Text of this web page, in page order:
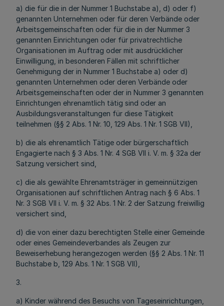
a) die für die in der Nummer 1 Buchstabe a), d) oder f)
genannten Unternehmen oder für deren Verbände oder
Arbeitsgemeinschaften oder für die in der Nummer 3
genannten Einrichtungen oder für privatrechtliche
Organisationen im Auftrag oder mit ausdrücklicher
Einwilligung, in besonderen Fällen mit schriftlicher
Genehmigung der in Nummer 1 Buchstabe a) oder d)
genannten Unternehmen oder deren Verbände oder
Arbeitsgemeinschaften oder der in Nummer 3 genannten
Einrichtungen ehrenamtlich tätig sind oder an
Ausbildungsveranstaltungen für diese Tätigkeit
teilnehmen (§§ 2 Abs. 1 Nr. 10, 129 Abs. 1 Nr. 1 SGB VII),
b) die als ehrenamtlich Tätige oder bürgerschaftlich
Engagierte nach § 3 Abs. 1 Nr. 4 SGB VII i. V. m. § 32a der
Satzung versichert sind,
c) die als gewählte Ehrenamtsträger in gemeinnützigen
Organisationen auf schriftlichen Antrag nach § 6 Abs. 1
Nr. 3 SGB VII i. V. m. § 32 Abs. 1 Nr. 2 der Satzung freiwillig
versichert sind,
d) die von einer dazu berechtigten Stelle einer Gemeinde
oder eines Gemeindeverbandes als Zeugen zur
Beweiserhebung herangezogen werden (§§ 2 Abs. 1 Nr. 11
Buchstabe b, 129 Abs. 1 Nr. 1 SGB VII),
3.
a) Kinder während des Besuchs von Tageseinrichtungen,